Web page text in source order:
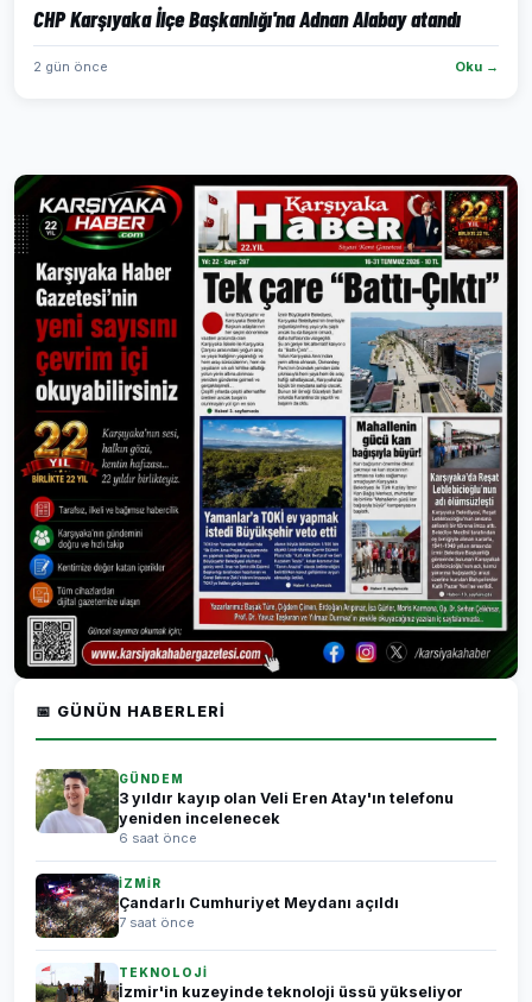
CHP Karşıyaka İlçe Başkanlığı'na Adnan Alabay atandı
2 gün önce Oku →
📅 GÜNÜN HABERLERI
GÜNDEM
3 yıldır kayıp olan Veli Eren Atay'ın telefonu
yeniden incelenecek
6 saat önce
İZMİR
Çandarlı Cumhuriyet Meydanı açıldı
7 saat önce
TEKNOLOJİ
İzmir'in kuzeyinde teknoloji üssü yükseliyor